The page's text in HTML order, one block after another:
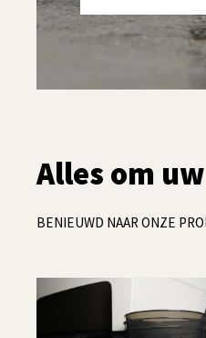
Alles om
BENIEUWD NAAR ONZE